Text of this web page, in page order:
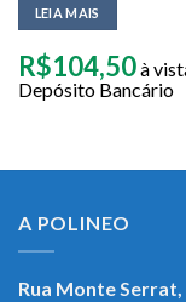
LEIA MAIS
R$104,50à
Depósito Bancário
A POLINEO
Rua Monte Serrat,